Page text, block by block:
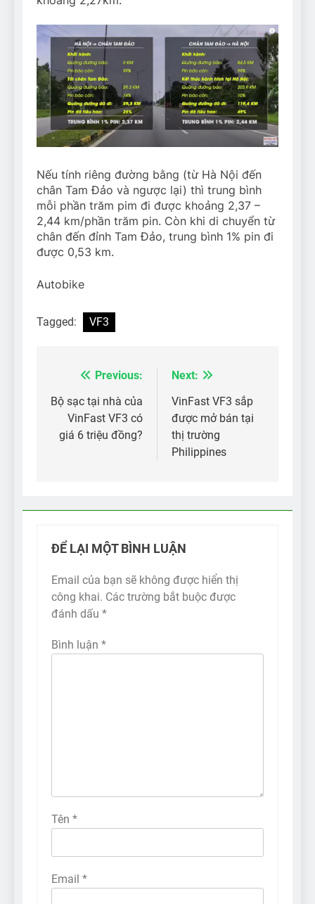
Nếu tính riêng đường bằng (từ Hà Nội đến
chân Tam Đảo và ngược lại) thì trung bình
mỗi phần trăm pim đi được khoảng 2,37 –
2,44 km/phần trăm pin. Còn khi di chuyển từ
chân đến đỉnh Tam Đảo, trung bình 1% pin đi
được 0,53 km.
Autobike
Tagged: VF3
Điều
hướng
bài
Previous:
Bộ sạc tại nhà của
VinFast VF3 có
giá 6 triệu đồng?
Next:
VinFast VF3 sắp
được mở bán tại
thị trường
Philippines
ĐỂ LẠI MỘT BÌNH LUẬN
Email của bạn sẽ không được hiển thị
công khai. Các trường bắt buộc được
đánh dấu *
Bình luận *
Tên *
Email *